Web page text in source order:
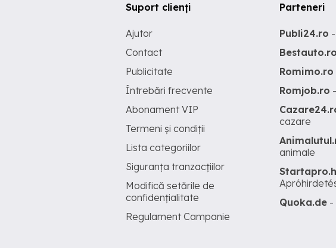
Suport clienți
Ajutor
Contact
Publicitate
Întrebări frecvente
Abonament VIP
Termeni și condiții
Lista categoriilor
Siguranța tranzacțiilor
Modifică setările de
confidențialitate
Regulament Campanie
Parteneri
Publi24.ro
Bestauto.ro
Romimo.ro
Romjob.ro
cazare
animale
Quoka.de -